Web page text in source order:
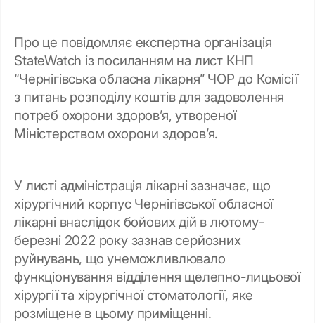
Про це повідомляє експертна організація
StateWatch із посиланням на лист КНП
“Чернігівська обласна лікарня” ЧОР до Комісії
з питань розподілу коштів для задоволення
потреб охорони здоров’я, утвореної
Міністерством охорони здоров’я.
У листі адміністрація лікарні зазначає, що
хірургічний корпус Чернігівської обласної
лікарні внаслідок бойових дій в лютому-
березні 2022 року зазнав серйозних
руйнувань, що унеможливлювало
функціонування відділення щелепно-лицьової
хірургії та хірургічної стоматології, яке
розміщене в цьому приміщенні.